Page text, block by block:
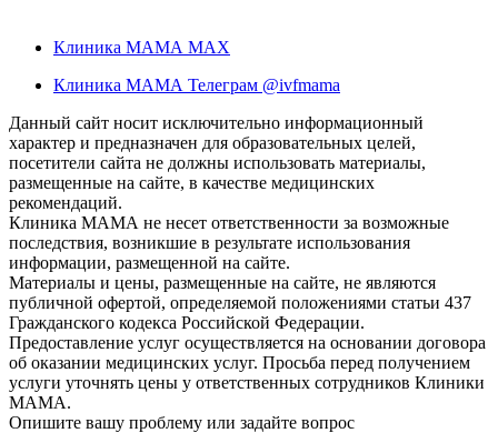
Клиника МАМА MAX
Клиника МАМА Телеграм @ivfmama
Данный сайт носит исключительно информационный
характер и предназначен для образовательных целей,
посетители сайта не должны использовать материалы,
размещенные на сайте, в качестве медицинских
рекомендаций.
Клиника МАМА не несет ответственности за возможные
последствия, возникшие в результате использования
информации, размещенной на сайте.
Материалы и цены, размещенные на сайте, не являются
публичной офертой, определяемой положениями статьи 437
Гражданского кодекса Российской Федерации.
Предоставление услуг осуществляется на основании договора
об оказании медицинских услуг. Просьба перед получением
услуги уточнять цены у ответственных сотрудников Клиники
МАМА.
Опишите вашу проблему или задайте вопрос